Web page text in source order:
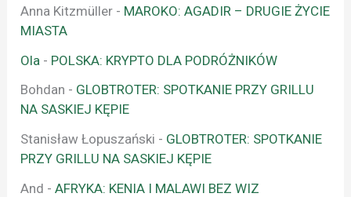
Anna Kitzmüller - MAROKO: AGADIR – DRUGIE ŻYCIE
MIASTA
Ola - POLSKA: KRYPTO DLA PODRÓŻNIKÓW
Bohdan - GLOBTROTER: SPOTKANIE PRZY GRILLU
NA SASKIEJ KĘPIE
Stanisław Łopuszański - GLOBTROTER: SPOTKANIE
PRZY GRILLU NA SASKIEJ KĘPIE
And -AFRYKA: KENIA I MALAWI BEZ WIZ